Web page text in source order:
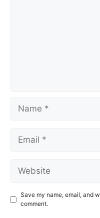
Name
Email
Website
Save my name, email, and
comment.